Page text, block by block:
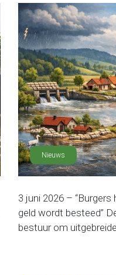
Nieuws
3 juni 2026 –
geld wordt besteed”
bestuur om